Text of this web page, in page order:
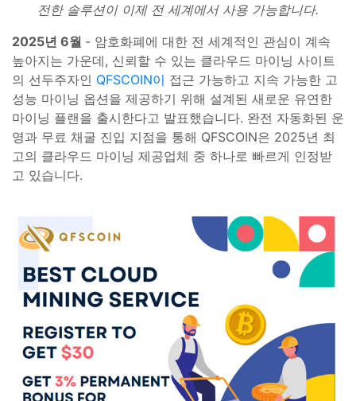
전한 솔루션이 이제 전 세계에서 사용 가능합니다.
2025년 6월 - 암호화폐에 대한 전 세계적인 관심이 계속
높아지는 가운데, 신뢰할 수 있는 클라우드 마이닝 사이트
의 선두주자인 QFSCOIN이 접근 가능하고 지속 가능한 고
성능 마이닝 옵션을 제공하기 위해 설계된 새로운 유연한
마이닝 플랜을 출시한다고 발표했습니다. 완전 자동화된 운
영과 무료 채굴 진입 지점을 통해 QFSCOIN은 2025년 최
고의 클라우드 마이닝 제공업체 중 하나로 빠르게 인정받
고 있습니다.